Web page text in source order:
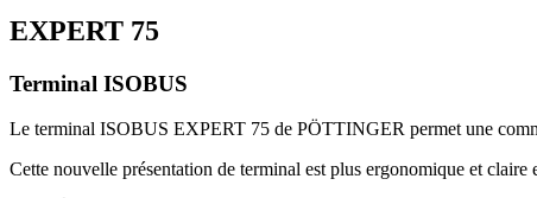
EXPERT 75
Terminal ISOBUS
Le terminal ISOBUS EXPERT 75 de PÖTTINGER permet une
Cette nouvelle présentation de terminal est plus ergonomique et claire